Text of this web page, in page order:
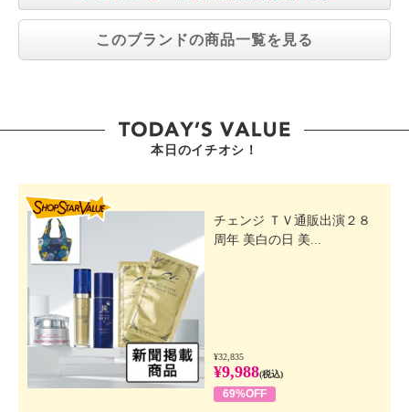
このブランドの商品一覧を見る
本日のイチオシ！
チェンジ ＴＶ通販出演２８
周年 美白の日 美...
¥32,835
¥9,988(税込)
69%OFF